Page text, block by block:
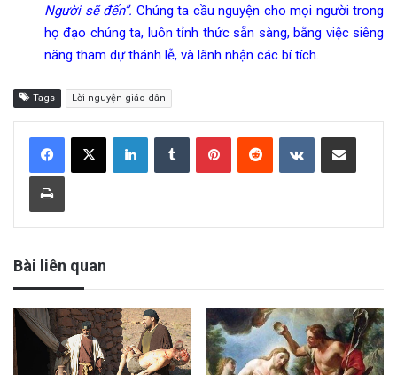
Người sẽ đến”. Chúng ta cầu nguyện cho mọi người trong
họ đạo chúng ta, luôn tỉnh thức sẵn sàng, bằng việc siêng
năng tham dự thánh lễ, và lãnh nhận các bí tích.
Tags Lời nguyện giáo dân
Bài liên quan